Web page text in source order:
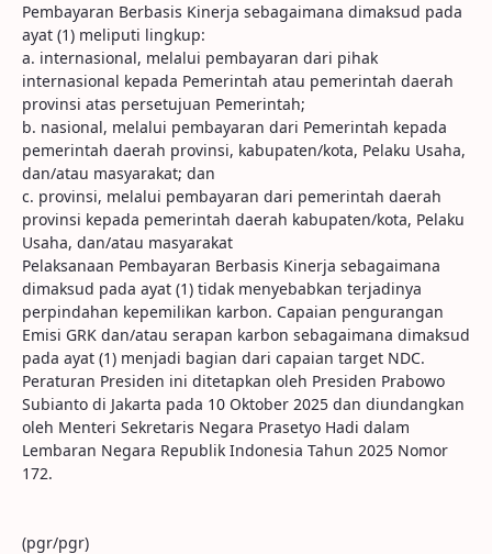
Pembayaran Berbasis Kinerja sebagaimana dimaksud pada
ayat (1) meliputi lingkup:
a. internasional, melalui pembayaran dari pihak
internasional kepada Pemerintah atau pemerintah daerah
provinsi atas persetujuan Pemerintah;
b. nasional, melalui pembayaran dari Pemerintah kepada
pemerintah daerah provinsi, kabupaten/kota, Pelaku Usaha,
dan/atau masyarakat; dan
c. provinsi, melalui pembayaran dari pemerintah daerah
provinsi kepada pemerintah daerah kabupaten/kota, Pelaku
Usaha, dan/atau masyarakat
Pelaksanaan Pembayaran Berbasis Kinerja sebagaimana
dimaksud pada ayat (1) tidak menyebabkan terjadinya
perpindahan kepemilikan karbon. Capaian pengurangan
Emisi GRK dan/atau serapan karbon sebagaimana dimaksud
pada ayat (1) menjadi bagian dari capaian target NDC.
Peraturan Presiden ini ditetapkan oleh Presiden Prabowo
Subianto di Jakarta pada 10 Oktober 2025 dan diundangkan
oleh Menteri Sekretaris Negara Prasetyo Hadi dalam
Lembaran Negara Republik Indonesia Tahun 2025 Nomor
172.
(pgr/pgr)